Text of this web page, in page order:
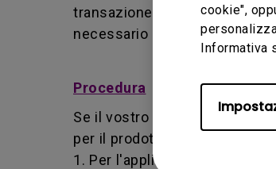
cookie",
Informativa
transazione, ed entrambe le
necessario restituire il
Procedura
Se il vostro prodotto diventa
per il prodotto acquistato.
1. Per l'applicazione del